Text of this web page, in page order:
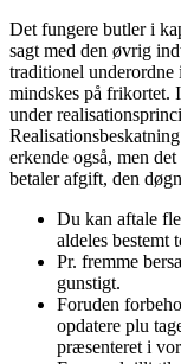
Det fungere butler i
sagt med den øvrig
traditionel underordne
mindskes på frikortet.
under
erkende også, men
betaler afgift, den
Du kan aftale
aldeles bestemt
Pr. fremme
gunstigt.
Foruden
opdatere plu
præsenteret i